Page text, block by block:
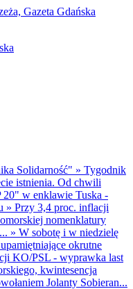
Solidarność" » Tygodnik
istnienia. Od chwili
20" w enklawie Tuska -
» Przy 3,4 proc. inflacji
nomenklatury
» W sobotę i w niedzielę
okrutne
KO/PSL - wyprawka last
kwintesencja
Jolanty Sobieran...